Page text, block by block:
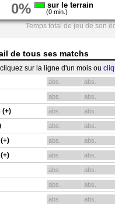
0% sur le terrain
(0 min.)
Temps total de jeu de son
de tous ses matchs
cliquez sur la ligne d'un mois ou
abs. abs.
abs. abs.
(+) abs. abs.
abs. abs.
abs. abs.
abs. abs.
abs. abs.
abs. abs.
abs. abs.